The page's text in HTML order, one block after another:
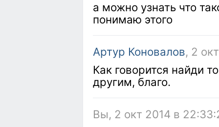
а можно узнать что
понимаю этого
Артур Коновалов, 2
Как говорится найди
другим, благо.
Вы, 2 окт 2014 в